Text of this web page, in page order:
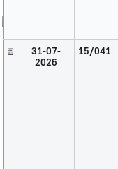
История
Настоящее
Стратегия
31-07-
2026
15/041